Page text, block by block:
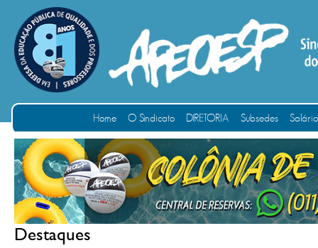
Home O Sindicato DIRETORIA Subsedes
Destaques